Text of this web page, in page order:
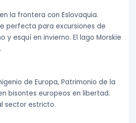
la frontera con Eslovaquia.
perfecta para excursiones de
y esquí en invierno. El lago Morskie
de Europa, Patrimonio de la
bisontes europeos en libertad.
sector estricto.